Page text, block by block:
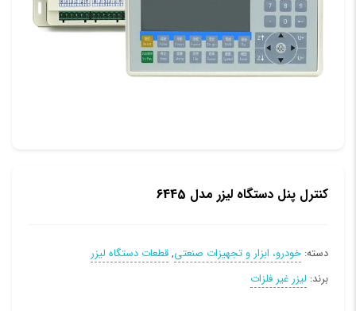
کنترل پنل دستگاه لیزر مدل 6445
دسته: خودرو، ابزار و تجهیزات صنعتی,قطعات دستگاه لیزر
برند: لیزر غیر فلزات